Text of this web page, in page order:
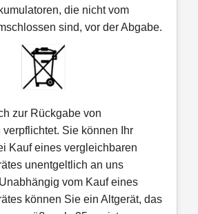
die nicht vom
sind, vor der Abgabe.
zur Rückgabe von
verpflichtet. Sie können Ihr
Kauf eines vergleichbaren
unentgeltlich an uns
vom Kauf eines
können Sie ein Altgerät, das